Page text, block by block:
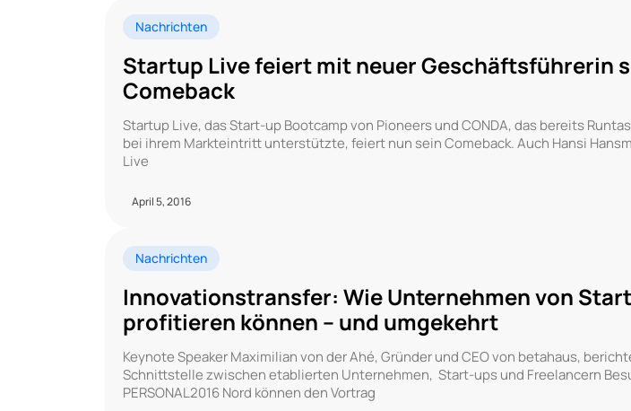
Nachrichten
Startup Live feiert mit neuer Geschäftsführerin
Comeback
Startup Live, das Start-up Bootcamp von Pioneers und CONDA, das bereits
bei ihrem Markteintritt unterstützte, feiert nun sein Comeback. Auch Hansi
Live
April 5, 2016
Nachrichten
Innovationstransfer: Wie Unternehmen von
profitieren können – und umgekehrt
Keynote Speaker Maximilian von der Ahé, Gründer und CEO von betahaus,
Schnittstelle zwischen etablierten Unternehmen, Start-ups und Freelancern
PERSONAL2016 Nord können den Vortrag